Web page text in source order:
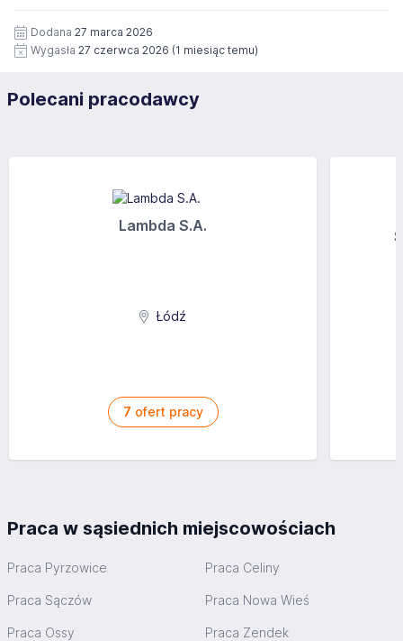
Dodana 27 marca 2026
Wygasła 27 czerwca 2026 (1 miesiąc temu)
Polecani pracodawcy
Lambda S.A.
Łódź
7 ofert pracy
Praca w sąsiednich miejscowościach
Praca Pyrzowice Praca Celiny
Praca Sączów Praca Nowa Wieś
Praca Ossy Praca Zendek